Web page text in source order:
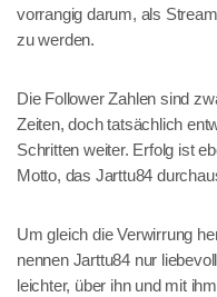
vorrangig darum, als
zu werden.
Die Follower Zahlen sind
Zeiten, doch tatsächlich
Schritten weiter. Erfolg ist
Motto, das Jarttu84
Um gleich die Verwirrung
nennen Jarttu84 nur
leichter, über ihn und mit